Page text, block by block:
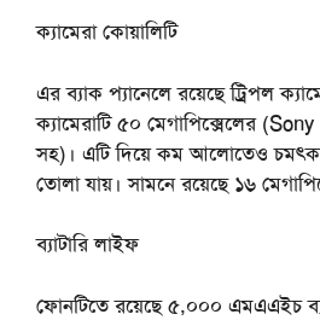
ক্যামেরা কোয়ালিটি
এর ব্যাক প্যানেলে রয়েছে ট্রিপল
ক্যামেরাটি ৫০ মেগাপিক্সেলের
সহ)। এটি দিয়ে কম আলোতেও
তোলা যায়। সামনে রয়েছে ১৬
ব্যাটারি লাইফ
ফোনটিতে রয়েছে ৫,০০০ এমএএইচ